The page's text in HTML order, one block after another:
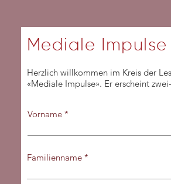
Mediale Impulse
Herzlich willkommen im Kreis der
«Mediale Impulse». Er erscheint